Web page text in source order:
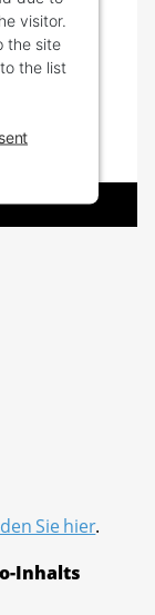
visitor.
the site
the list
Sie hier.
Inhalts